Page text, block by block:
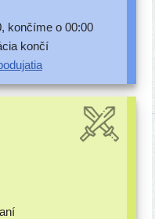
kon­čí­me o 00:00
končí